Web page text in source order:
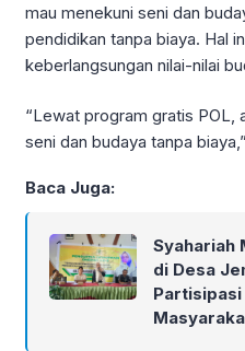
mau menekuni seni dan
pendidikan tanpa biaya. Hal
keberlangsungan nilai-nilai
“Lewat program gratis POL,
seni dan budaya tanpa
Baca Juga:
Syahariah
di Desa